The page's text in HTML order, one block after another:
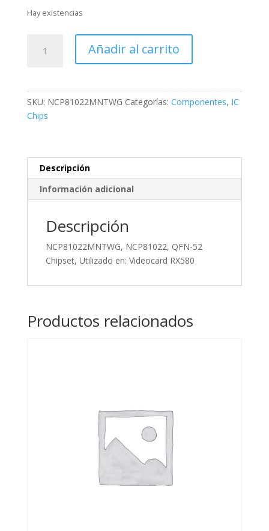
Hay existencias
NCP81022,
Utilizado
cantidad
Añadir al carrito
SKU: NCP81022MNTWG Categorías: Componentes, IC
Chips
Descripción
Información adicional
Descripción
NCP81022MNTWG, NCP81022, QFN-52
Chipset, Utilizado en: Videocard RX580
Productos relacionados